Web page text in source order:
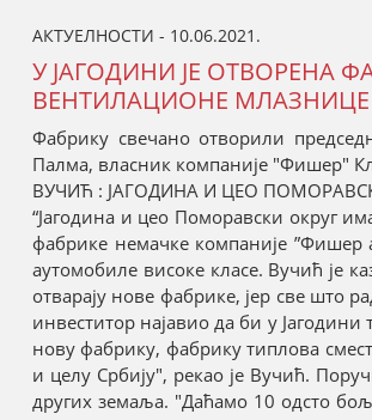
АКТУЕЛНОСТИ - 10.06.2021.
У ЈАГОДИНИ ЈЕ ОТВОРЕНА
ВЕНТИЛАЦИОНЕ
Фабрику свечано отворили
Палма, власник компаније "Фишер"
ВУЧИЋ : ЈАГОДИНА И ЦЕО
“Јагодина и цео Поморавски округ
фабрике немачке компаније ”Фишер
аутомобиле високе класе. Вучић је
отварају нове фабрике, јер све што
инвеститор најавио да би у
нову фабрику, фабрику типлова
и целу Србију", рекао је Вучић.
других земаља. "Даћамо 10 одсто